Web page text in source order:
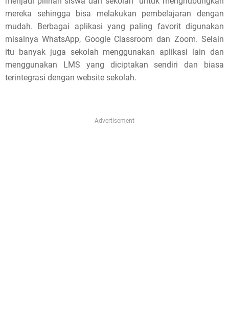
mereka sehingga bisa melakukan pembelajaran dengan
mudah. Berbagai aplikasi yang paling favorit digunakan
misalnya WhatsApp, Google Classroom dan Zoom. Selain
itu banyak juga sekolah menggunakan aplikasi lain dan
menggunakan LMS yang diciptakan sendiri dan biasa
terintegrasi dengan website sekolah.
Advertisement